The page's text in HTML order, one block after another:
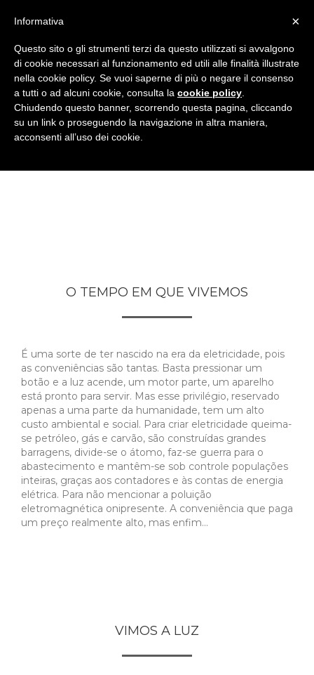
O TEMPO EM QUE VIVEMOS
É uma sorte de ter nascido na era da eletricidade, pois
as conveniências são tantas. Basta pressionar um
botão e a luz acende, um motor parte, um aparelho
está pronto para servir. Mas esse privilégio, reservado
apenas a uma parte da humanidade, tem um alto
custo ambiental e social. Para criar eletricidade queima-
se petróleo, gás e carvão, são construídas grandes
barragens, divide-se o átomo, faz-se guerra para o
abastecimento e mantêm-se sob controle populações
inteiras, graças aos contadores e às contas de energia
elétrica. Para não mencionar a poluição
eletromagnética onipresente. A conveniência que paga
um preço realmente alto, mas enfim…
VIMOS A LUZ
×
Informativa
Questo sito o gli strumenti terzi da questo utilizzati si avvalgono
di cookie necessari al funzionamento ed utili alle finalità illustrate
nella cookie policy. Se vuoi saperne di più o negare il consenso
a tutti o ad alcuni cookie, consulta la cookie policy
Chiudendo questo banner, scorrendo questa pagina, cliccando
su un link o proseguendo la navigazione in altra maniera,
acconsenti all’uso dei cookie.